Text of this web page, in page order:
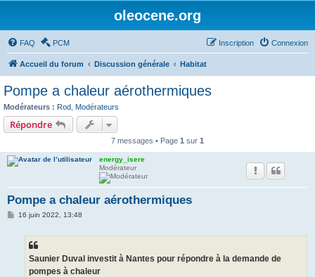
oleocene.org
FAQ PCM Connexion
Inscription
Accueil du forum Discussion générale Habitat
Pompe a chaleur aérothermiques
Modérateurs : Rod Modérateurs
Répondre
7 messages • Page 1 sur 1
energy_isere
Modérateur
Pompe a chaleur aérothermiques
M16 juin 2022, 13:48
Saunier Duval investit à Nantes pour répondre à la demande de
pompes à chaleur